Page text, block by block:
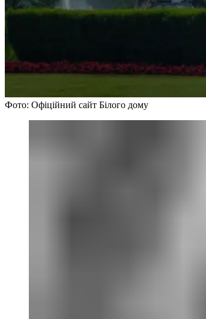
Фото: Офіційний сайт Білого дому